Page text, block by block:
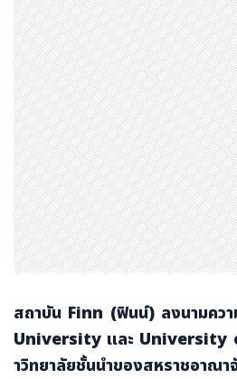
สถาบัน Finn (ฟินน์) ลงนามคว
University และ University
าวิทยาลัยชั้นนำของสหราชอาณา